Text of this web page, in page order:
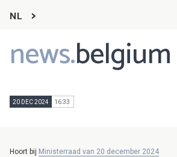
NL
news.belgium
Main
navigation
20 DEC 2024 16:33
Hoort bij Ministerraad van 20 december 2024